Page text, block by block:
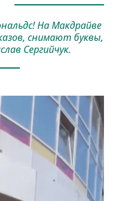
На Макдрайве
снимают буквы,
Сергийчук.